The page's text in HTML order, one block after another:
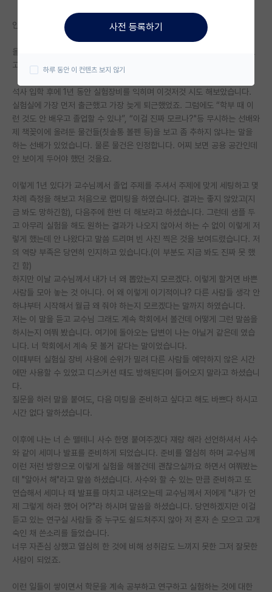
미국 대학원 합격 후기 게시판
대학원생 모집 게시판
연구실(PI) 홍보 게시판
석박사 채용 정보 게시판
임용 정보 게시판
학부 인턴 게시판
취업 게시판
임용 후기 게시판
PI 전용 게시판
인문사회 계열 게시판
특수/전문대학원 게시판
반도체/AI 게시판
장학금/장학생 게시판
학술 정보 게시판
홍보 게시판
커리어
이벤트
반도체 아카데미
재팬라운지 🌸
안녕하세요. 김박사넷 보기만 하다가 글은 처음 남겨봅니다.
올해 석사 졸업 후, 취직 준비 중에 마음에 남는 부분이 있어 의견을 여쭤보
고자 글을 쓰게 되었습니다.
석사 입학 후에 1년 동안 실험장비를 익히며 이것저것 시도 해보았습니다.
실험실에 가장 먼저 출근했고 가장 늦게 퇴근했었죠. 그럼에도 “학부 때 이
런 것도 안 배우고 졸업할 수 있냐”, “이걸 진짜 모르나?"등 무시하는 선배와
제 책꽂이에 올려둔 물건들(칫솔통 볼펜 등)을 보고 좀 추하지 않냐는 말을
하는 선배가 있었습니다. 물론 물건은 인정합니다. 어찌 보면 공용 공간인데
안 보이게 두어야 했던 것을요.
이렇게 1년 있다가 교수님께서 졸업 주제를 주셔서 주제에 맞게 세팅하고 몇
차례 측정을 해보고 처음으로 랩미팅을 하였습니다. 결과는 좋지 않았고(지
금 봐도 망하긴함), 다음주에 한번 더 해보라고 하셨습니다. 그런데 샘플 두
고 아무리 실험을 해도 원하는 결과가 나오지 않아서 하는 수 없이 이렇게 저
렇게 했는데 안 나왔다고 말씀 드리며 빈 사진 찍은 것을 보여드렸습니다. 저
의 역량 부족은 당연히 인지하고 있습니다.(이 부분도 지금 봐도 진짜 못 했
긴 함)
하지만 이날 교수님께서 내가 너 왜 뽑았는지 모르겠다. 이렇게 할거면 바쁜
사람들 모아 놓는 것 아니다. 어 왜 이렇게 이기적이냐? 다른 사람들 생각 안
하냐부터 시작해서 월급 왜 줘야 하는지 모르겠다는 말까지 하였습니다.
저는 이 말을 듣고 교수님 그래도 계속 학회에서 볼건데 어떻게 그런 말씀을
하시는지 여쭤 봤습니다. 여기에 돌아오는 답변이 나는 아닐거 같은데 였습
니다. 너 학회에서 계속 못 볼거 같다는 말이었습니다.
이때부터 실험실 장비 사용에 순위가 밀려 다른 사람들 예약하지 않은 시간
에만 사용할 수 있었고 디스커션 때도 방해된다며 들어오지 말라고 하셨습니
다.
질문을 하러 말을 붙여도, 다음 미팅을 준비하고 싶다고 해도 바쁘다 하시고
시간 없다 말하셨습니다.
이후에 나는 너 손 뗄테니 사수 한명 붙여주겠다 쟤랑 해라 선언하셔서 사수
와 같이 세미나 발표를 준비하게 되었습니다. 준비를 열심히 하며 교수님께
이런 저런 방향으로 이렇게 실험을 해볼건데 괜찮으실까요 하면서 여쭤봤는
데 "알아서 해"라고 말씀 하셨습니다. 사수와 할 수 있는 만큼 준비하고 또
연습해서 세미나 때 발표를 마치고 내려오는데 교수님께서 저에게 "내가 언
제 그렇게 하라 했어 어?"라 하시며 말씀을 하셨습니다. 당연하겠지만 이걸
듣고 있는 연구실 사람들 중 누구도 쉴드쳐주지 않아 저 혼자 손 모으고 고개
숙인 채 쓴소리를 들었습니다.
너무 자존심 상했고 열심히 한 것에 비해 성취감도 느끼지 못한 그저 잘못한
사람이 되었죠.
이런 일들이 쌓이면서 학문을 계속 공부하고 연구하고 실험하는 것에 대한
사전 등록하기
하루 동안 이 컨텐츠 보지 않기